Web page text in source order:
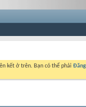
kết ở trên. Bạn có thể phải